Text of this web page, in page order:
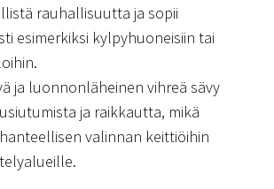
rauhallisuutta ja sopii
esimerkiksi kylpyhuoneisiin tai
ja luonnonläheinen vihreä sävy
ja raikkautta, mikä
valinnan keittiöihin